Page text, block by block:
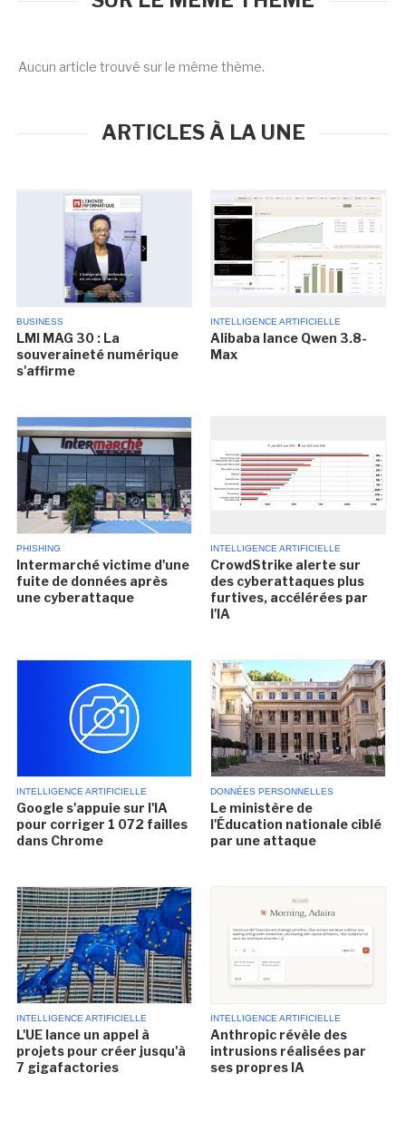
Aucun article trouvé sur le même thème.
ARTICLES À LA UNE
BUSINESS
LMI MAG 30 : La
souveraineté numérique
s'affirme
INTELLIGENCE ARTIFICIELLE
Alibaba lance Qwen 3.8-
Max
PHISHING
Intermarché victime d'une
fuite de données après
une cyberattaque
INTELLIGENCE ARTIFICIELLE
CrowdStrike alerte sur
des cyberattaques plus
furtives, accélérées par
l'IA
INTELLIGENCE ARTIFICIELLE
Google s'appuie sur l'IA
pour corriger 1 072 failles
dans Chrome
DONNÉES PERSONNELLES
Le ministère de
l'Éducation nationale ciblé
par une attaque
INTELLIGENCE ARTIFICIELLE
L'UE lance un appel à
projets pour créer jusqu'à
7 gigafactories
INTELLIGENCE ARTIFICIELLE
Anthropic révèle des
intrusions réalisées par
ses propres IA